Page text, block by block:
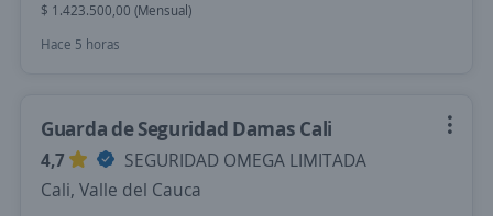
$ 1.423.500,00 (Mensual)
Hace 5 horas
Guarda de Seguridad Damas Cali
4,7
SEGURIDAD OMEGA LIMITADA
Cali, Valle del Cauca